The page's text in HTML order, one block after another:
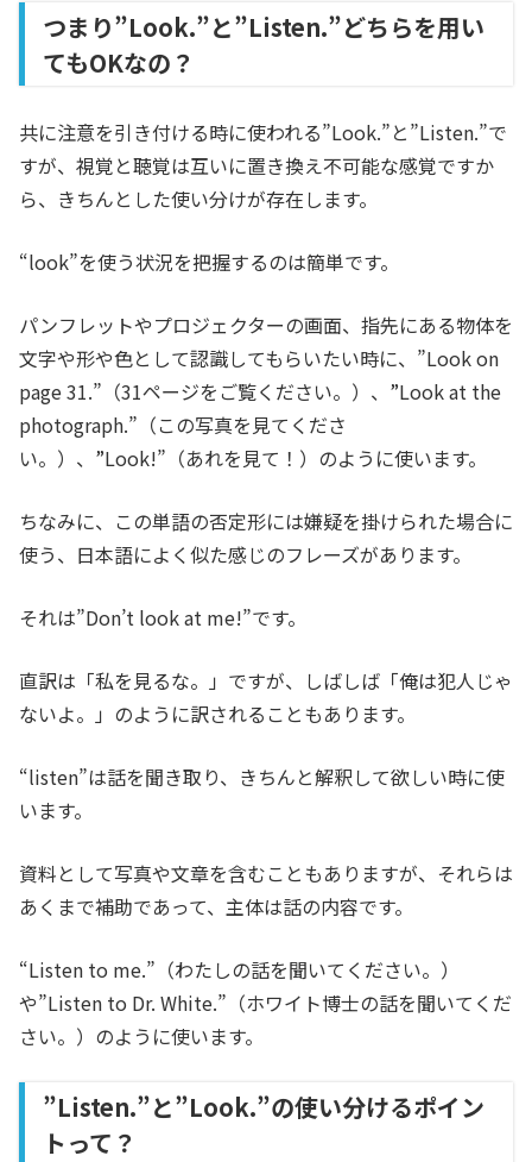
つまり”Look.”と”Listen.”どちらを用い
てもOKなの？
共に注意を引き付ける時に使われる”Look.”と”Listen.”で
すが、視覚と聴覚は互いに置き換え不可能な感覚ですか
ら、きちんとした使い分けが存在します。
“look”を使う状況を把握するのは簡単です。
パンフレットやプロジェクターの画面、指先にある物体を
文字や形や色として認識してもらいたい時に、”Look on
page 31.”（31ページをご覧ください。）、”Look at the
photograph.”（この写真を見てくださ
い。）、”Look!”（あれを見て！）のように使います。
ちなみに、この単語の否定形には嫌疑を掛けられた場合に
使う、日本語によく似た感じのフレーズがあります。
それは”Don’t look at me!”です。
直訳は「私を見るな。」ですが、しばしば「俺は犯人じゃ
ないよ。」のように訳されることもあります。
“listen”は話を聞き取り、きちんと解釈して欲しい時に使
います。
資料として写真や文章を含むこともありますが、それらは
あくまで補助であって、主体は話の内容です。
“Listen to me.”（わたしの話を聞いてください。）
や”Listen to Dr. White.”（ホワイト博士の話を聞いてくだ
さい。）のように使います。
”Listen.”と”Look.”の使い分けるポイン
トって？